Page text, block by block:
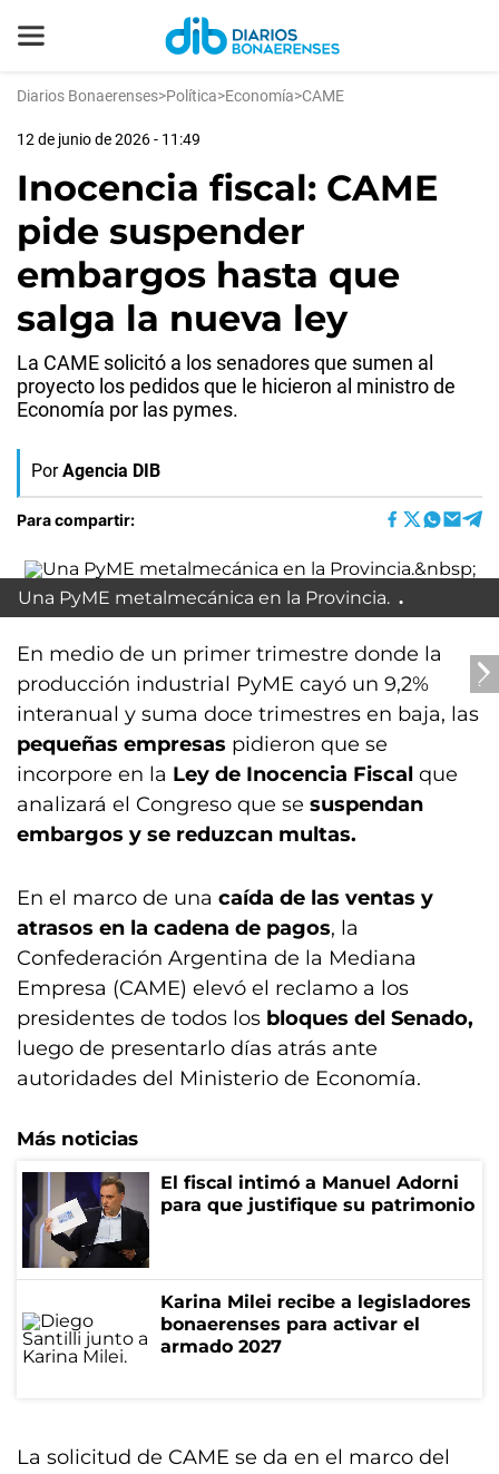
Diarios Bonaerenses>Política>Economía>CAME
12 de junio de 2026 - 11:49
Inocencia fiscal: CAME
pide suspender
embargos hasta que
salga la nueva ley
La CAME solicitó a los senadores que sumen al
proyecto los pedidos que le hicieron al ministro de
Economía por las pymes.
Por Agencia DIB
Para compartir:
Una PyME metalmecánica en la Provincia.
En medio de un primer trimestre donde la
producción industrial PyME cayó un 9,2%
interanual y suma doce trimestres en baja, las
pequeñas empresas pidieron que se
incorpore en la Ley de Inocencia Fiscal que
analizará el Congreso que se suspendan
embargos y se reduzcan multas.
En el marco de una caída de las ventas y
atrasos en la cadena de pagos, la
Confederación Argentina de la Mediana
Empresa (CAME) elevó el reclamo a los
presidentes de todos los bloques del Senado,
luego de presentarlo días atrás ante
autoridades del Ministerio de Economía.
Más noticias
El fiscal intimó a Manuel Adorni
para que justifique su patrimonio
Karina Milei recibe a legisladores
bonaerenses para activar el
armado 2027
La solicitud de CAME se da en el marco del